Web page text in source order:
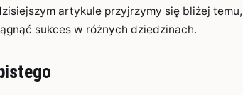
artykule przyjrzymy się bliżej
sukces w różnych dziedzinach.